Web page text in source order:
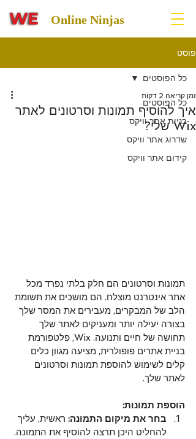
Online Ninjas
פוסט
כל הפוסטים
בניית אתר וויקס
שדרוג אתר וויקס
קידום אתר וויקס
כל הפוסטים
איך להוסיף תמונות וסרטונים לאתר
Wix שלי?
זמן קריאה 2 דקות
תמונות וסרטונים הם חלק בלתי נפרד מכל
אתר אינטרנט מוצלח. הם מושכים את תשומת
הלב של המבקרים, מעבירים את המסר שלך
בצורה יעילה יותר ומעניקים לאתר שלך
תחושה של חיים ותנועה. Wix, פלטפורמת
בניית אתרים פופולרית, מציעה מגוון כלים
קלים לשימוש להוספת תמונות וסרטונים
לאתר שלך.
הוספת תמונות:
בחר את מיקום התמונה: ראשית, עליך
להחליט היכן תרצה להוסיף את התמונה.